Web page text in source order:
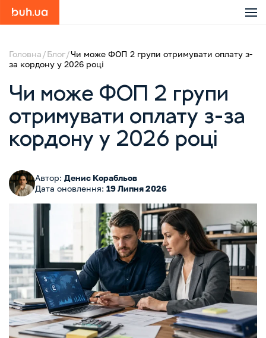
Головна Блог Чи може ФОП 2 групи отримувати оплату з-
за кордону у 2026 році
Чи може ФОП 2 групи
отримувати оплату з-за
кордону у 2026 році
Автор: Денис Корабльов
Дата оновлення: 19 Липня 2026